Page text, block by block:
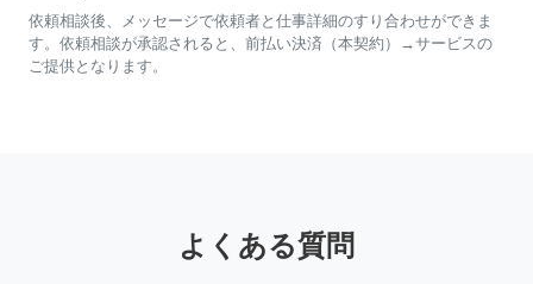
依頼相談後、メッセージで依頼者と仕事詳細のすり合わせができま
す。依頼相談が承認されると、前払い決済（本契約）→サービスの
ご提供となります。
よくある質問